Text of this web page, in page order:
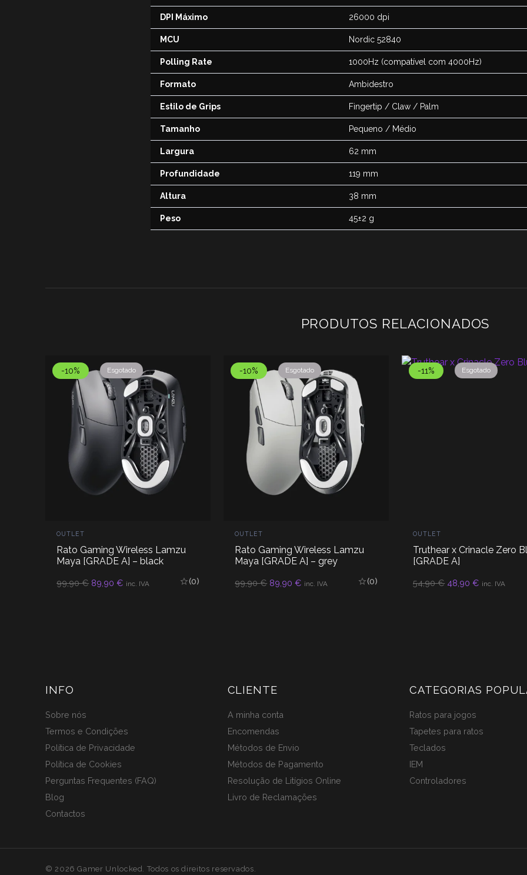
DPI Máximo 26000 dpi
MCU Nordic 52840
Polling Rate 1000Hz (compatível com 4000Hz)
Formato Ambidestro
Estilo de Grips Fingertip / Claw / Palm
Tamanho Pequeno / Médio
Largura 62 mm
Profundidade 119 mm
Altura 38 mm
Peso 45±2 g
PRODUTOS RELACIONADOS
-10% Esgotado
OUTLET
Rato Gaming Wireless Lamzu
Maya [GRADE A] – black
99,90€ O
89,90€ O
inc. IVA (0)
LER MAIS
-10% Esgotado
OUTLET
Rato Gaming Wireless Lamzu
Maya [GRADE A] – grey
99,90€ O
89,90€ O
inc. IVA (0)
LER MAIS
-11% Esgotado
OUTLET
Truthear x Crinacle Zero
[GRADE A]
54,90€ O
48,90€ O
inc. IVA
LER MAIS
INFO
Sobre nós
Termos e Condições
Política de Privacidade
Política de Cookies
Perguntas Frequentes (FAQ)
Blog
Contactos
CLIENTE
A minha conta
Encomendas
Métodos de Envio
Métodos de Pagamento
Resolução de Litígios Online
Livro de Reclamações
CATEGORIAS
Ratos para jogos
Tapetes para ratos
Teclados
IEM
Controladores
© 2026 Gamer Unlocked. Todos os direitos reservados.